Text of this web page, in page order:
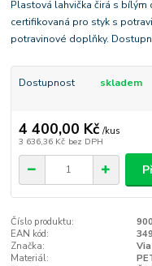
Plastová lahvička čirá s bílým
certifikovaná pro styk s
potravinové doplňky.
Dostupnost skladem
4 400,00 Kč /kus
3 636,36 Kč bez DPH
Číslo produktu:
EAN kód:
Značka:
Via
Materiál: